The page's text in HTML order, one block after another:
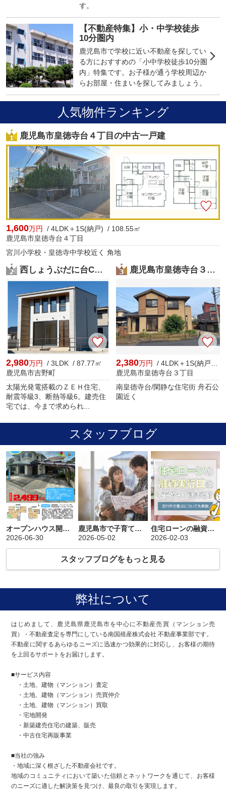
す。
【不動産特集】小・中学校徒歩
10分圏内
鹿児島市で学校に近い不動産を探してい
る方におすすめの「小中学校徒歩10分圏
内」特集です。お子様が通う学校周辺か
らお部屋・住まいを探してみましょう。
人気物件ランキング
鹿児島市皇徳寺台４丁目の中古一戸建
1,600万円
/ 4LDK＋1S(納戸) / 108.55㎡
鹿児島市皇徳寺台４丁目
宮川小学校・皇徳寺中学校近く 角地
西しょうぶだに台C棟 MINIMA
2,980万円 / 3LDK / 87.77㎡
鹿児島市吉野町
太陽光発電搭載のＺＥＨ住宅、
耐震等級3、断熱等級6。建売住
宅では、今まで求められ...
鹿児島市皇徳寺台３丁目の中古一戸建
2,380万円 / 4LDK＋1S(納戸) / 117.00㎡
鹿児島市皇徳寺台３丁目
南皇徳寺台/閑静な住宅街 舟石公
園近く
スタッフブログ
オープンハウス開催！！ 皇徳寺台２丁目
2026-06-30
鹿児島市で子育て住宅購入を検討中の方へ！不動産会社のおすすめ選び方と重要チェックポイント
2026-05-02
住宅ローンの融資実行日はどうやって決まる？流れや注意点についても解説
2026-02-03
スタッフブログをもっと見る
弊社について
はじめまして、鹿児島県鹿児島市を中心に不動産売買（マンション売
買）・不動産査定を専門にしている南国殖産株式会社 不動産事業部です。
不動産に関するあらゆるニーズに迅速かつ効果的に対応し、お客様の期待
を上回るサポートをお届けします。
■サービス内容
・土地、建物（マンション）査定
・土地、建物（マンション）売買仲介
・土地、建物（マンション）買取
・宅地開発
・新築建売住宅の建築、販売
・中古住宅再販事業
■当社の強み
・地域に深く根ざした不動産会社です。
地域のコミュニティにおいて築いた信頼とネットワークを通じて、お客様
のニーズに適した解決策を見つけ、最良の取引を実現します。